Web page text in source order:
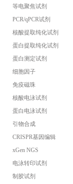
等电聚焦试剂
PCR/qPCR试剂
核酸提取纯化试剂
蛋白提取纯化试剂
蛋白测定试剂
细胞因子
免疫磁珠
核酸电泳试剂
蛋白电泳试剂
引物合成
CRISPR基因编辑
xGen NGS
电泳转印试剂
制胶试剂